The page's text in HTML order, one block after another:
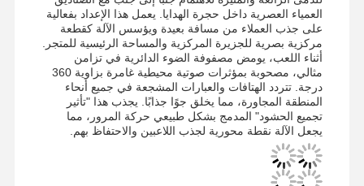
العمياء العصرية داخل حجرة الهدايا. يعمل هذا الإعداد بفعالية
على جذب العملاء من مسافة بعيدة ويؤسس الآلة كقطعة
مركزية بصرية للجزيرة المركزية والمساحة الرئيسية للمتجر.
أثناء اللعب، يومض مصفوفة الضوء الدائرية في تزامن
مثالي، مصحوبة بمؤثرات صوتية محيطية غامرة بزاوية 360
درجة. تتردد الهتافات والعبارات المشجعة في جميع أنحاء
المنطقة المجاورة، مما يخلق جوًا جذابًا. يجذب هذا "تأثير
تجميع الحشود" المدمج بشكل طبيعي حركة المرور، مما
يجعل الآلة نقطة محورية لجذب اللاعبين والاحتفاظ بهم.